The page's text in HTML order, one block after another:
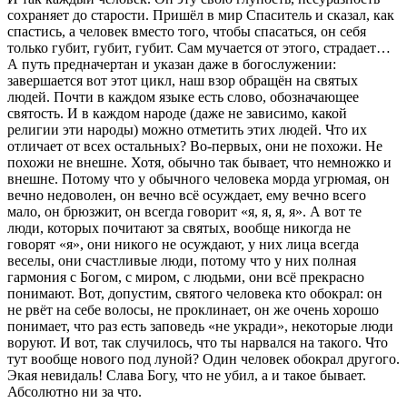
сохраняет до старости. Пришёл в мир Спаситель и сказал, как
спастись, а человек вместо того, чтобы спасаться, он себя
только губит, губит, губит. Сам мучается от этого, страдает…
А путь предначертан и указан даже в богослужении:
завершается вот этот цикл, наш взор обращён на святых
людей. Почти в каждом языке есть слово, обозначающее
святость. И в каждом народе (даже не зависимо, какой
религии эти народы) можно отметить этих людей. Что их
отличает от всех остальных? Во-первых, они не похожи. Не
похожи не внешне. Хотя, обычно так бывает, что немножко и
внешне. Потому что у обычного человека морда угрюмая, он
вечно недоволен, он вечно всё осуждает, ему вечно всего
мало, он брюзжит, он всегда говорит «я, я, я, я». А вот те
люди, которых почитают за святых, вообще никогда не
говорят «я», они никого не осуждают, у них лица всегда
веселы, они счастливые люди, потому что у них полная
гармония с Богом, с миром, с людьми, они всё прекрасно
понимают. Вот, допустим, святого человека кто обокрал: он
не рвёт на себе волосы, не проклинает, он же очень хорошо
понимает, что раз есть заповедь «не укради», некоторые люди
воруют. И вот, так случилось, что ты нарвался на такого. Что
тут вообще нового под луной? Один человек обокрал другого.
Экая невидаль! Слава Богу, что не убил, а и такое бывает.
Абсолютно ни за что.